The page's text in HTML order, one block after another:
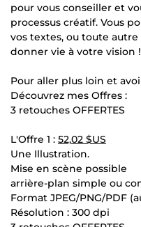
pour vous conseiller et
processus créatif. Vous
vos textes, ou toute
donner vie à votre vision !
Pour aller plus loin et
Découvrez mes Offres :
3 retouches OFFERTES
L'Offre 1 : 52,02 $US
Une Illustration.
Mise en scène possible
arrière-plan simple ou
Format JPEG/PNG/PDF
Résolution : 300 dpi